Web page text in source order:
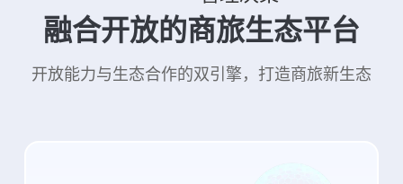
融合开放的商旅生态平台
开放能力与生态合作的双引擎，打造商旅新生态